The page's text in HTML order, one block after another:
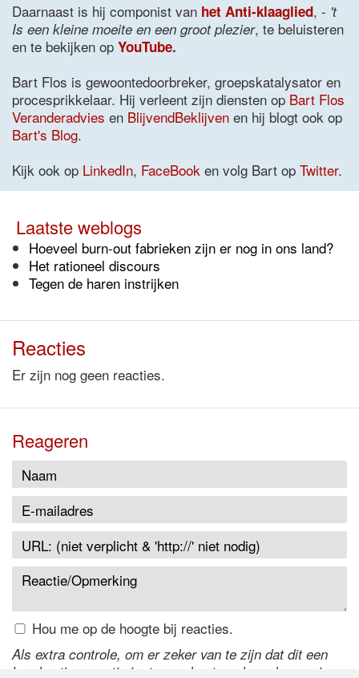
Daarnaast is hij componist van het Anti-klaaglied, - 't
Is een kleine moeite en een groot plezier, te beluisteren
en te bekijken op YouTube.
Bart Flos is gewoontedoorbreker, groepskatalysator en
procesprikkelaar. Hij verleent zijn diensten op Bart Flos
Veranderadvies en BlijvendBeklijven en hij blogt ook op
Bart's Blog.
Kijk ook op LinkedIn, FaceBook en volg Bart op Twitter.
Laatste weblogs
Hoeveel burn-out fabrieken zijn er nog in ons land?
Het rationeel discours
Tegen de haren instrijken
Reacties
Er zijn nog geen reacties.
Reageren
Hou me op de hoogte bij reacties.
Als extra controle, om er zeker van te zijn dat dit een
handmatige reactie is, typ onderstaande code over in